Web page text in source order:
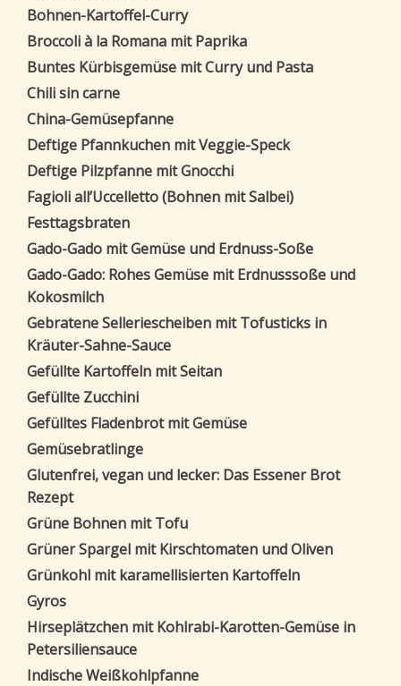
Bohnen-Kartoffel-Curry
Broccoli à la Romana mit Paprika
Buntes Kürbisgemüse mit Curry und Pasta
Chili sin carne
China-Gemüsepfanne
Deftige Pfannkuchen mit Veggie-Speck
Deftige Pilzpfanne mit Gnocchi
Fagioli all’Uccelletto (Bohnen mit Salbei)
Festtagsbraten
Gado-Gado mit Gemüse und Erdnuss-Soße
Gado-Gado: Rohes Gemüse mit Erdnusssoße und
Kokosmilch
Gebratene Selleriescheiben mit Tofusticks in
Kräuter-Sahne-Sauce
Gefüllte Kartoffeln mit Seitan
Gefüllte Zucchini
Gefülltes Fladenbrot mit Gemüse
Gemüsebratlinge
Glutenfrei, vegan und lecker: Das Essener Brot
Rezept
Grüne Bohnen mit Tofu
Grüner Spargel mit Kirschtomaten und Oliven
Grünkohl mit karamellisierten Kartoffeln
Gyros
Hirseplätzchen mit Kohlrabi-Karotten-Gemüse in
Petersiliensauce
Indische Weißkohlpfanne